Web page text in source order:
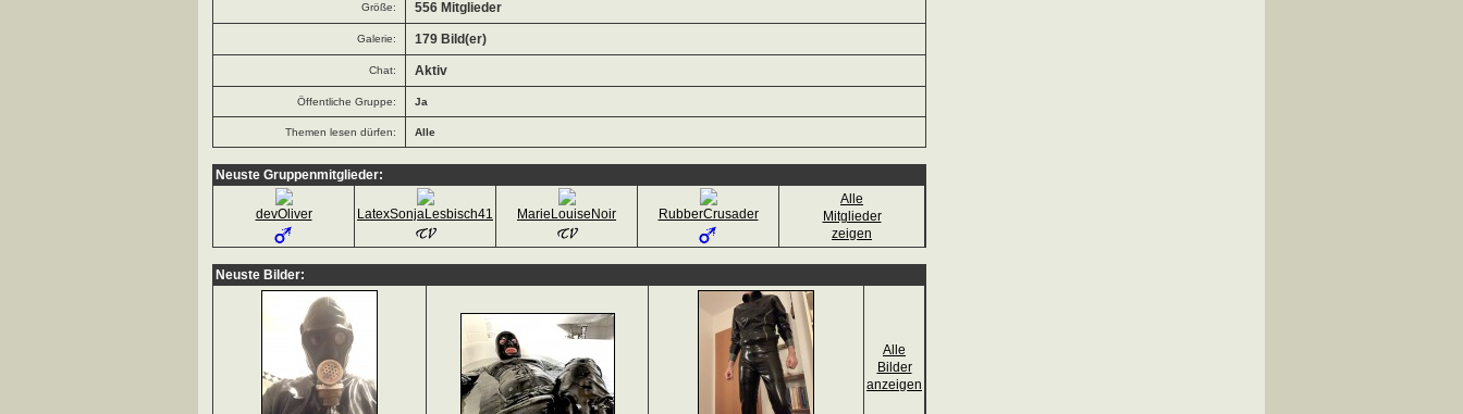
Größe: 556 Mitglieder
Galerie: 179 Bild(er)
Chat: Aktiv
Öffentliche Gruppe: Ja
Themen lesen dürfen: Alle
Neuste Gruppenmitglieder:
devOliver LatexSonjaLesbisch41 MarieLouiseNoir RubberCrusader
Alle
Mitglieder
zeigen
Neuste Bilder:
Alle
Bilder
anzeigen